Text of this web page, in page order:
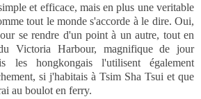
et efficace, mais en plus une veritable
tout le monde s'accorde à le dire. Oui,
se rendre d'un point à un autre, tout en
Victoria Harbour, magnifique de jour
les hongkongais l'utilisent également
si j'habitais à Tsim Sha Tsui et que
au boulot en ferry.